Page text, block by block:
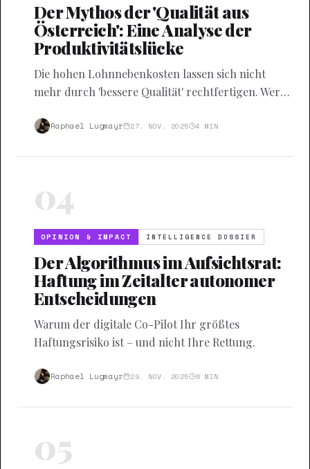
Der Mythos der 'Qualität aus
Österreich': Eine Analyse der
Produktivitätslücke
Die hohen Lohnnebenkosten lassen sich nicht
mehr durch 'bessere Qualität' rechtfertigen. Wer
nicht mehr wettbewerbsfähig kalkulieren können.
Raphael Lugmayr 27. NOV. 2025 4 MIN
04
OPINION & IMPACT INTELLIGENCE DOSSIER
Der Algorithmus im Aufsichtsrat:
Haftung im Zeitalter autonomer
Entscheidungen
Warum der digitale Co-Pilot Ihr größtes
Haftungsrisiko ist – und nicht Ihre Rettung.
Raphael Lugmayr 29. NOV. 2025 6 MIN
05